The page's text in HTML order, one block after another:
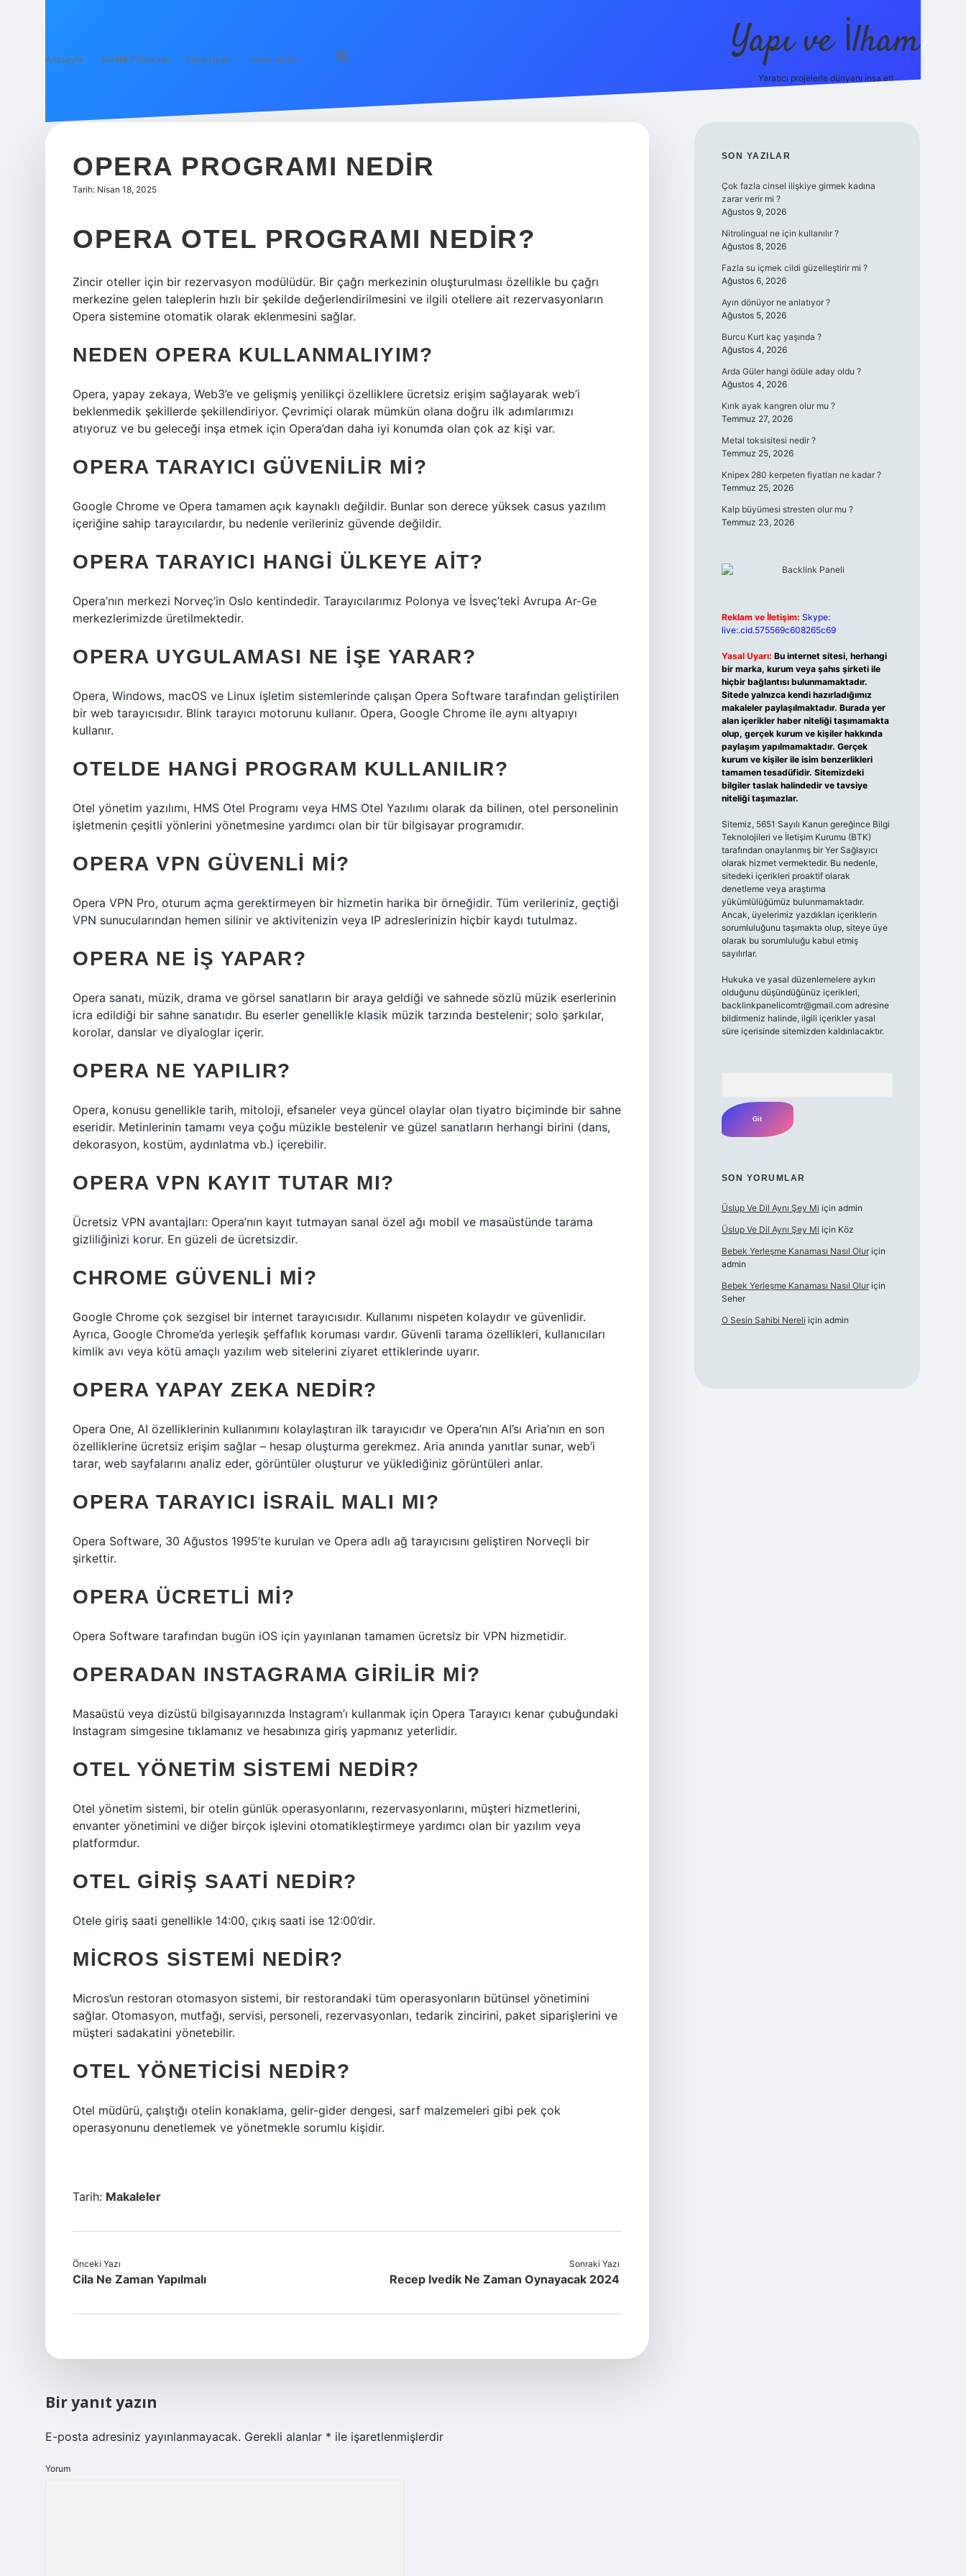
Anasayfa Gizlilik Politikası Yasal Uyarı Hakkımızda Yapı ve İlham
Yaratıcı projelerle dünyanı inşa et!
OPERA PROGRAMI NEDIR
Tarih: Nisan 18, 2025
OPERA OTEL PROGRAMI NEDIR?
Zincir oteller için bir rezervasyon modülüdür. Bir çağrı merkezinin oluşturulması özellikle bu çağrı
merkezine gelen taleplerin hızlı bir şekilde değerlendirilmesini ve ilgili otellere ait rezervasyonların
Opera sistemine otomatik olarak eklenmesini sağlar.
NEDEN OPERA KULLANMALIYIM?
Opera, yapay zekaya, Web3’e ve gelişmiş yenilikçi özelliklere ücretsiz erişim sağlayarak web’i
beklenmedik şekillerde şekillendiriyor. Çevrimiçi olarak mümkün olana doğru ilk adımlarımızı
atıyoruz ve bu geleceği inşa etmek için Opera’dan daha iyi konumda olan çok az kişi var.
OPERA TARAYICI GÜVENILIR MI?
Google Chrome ve Opera tamamen açık kaynaklı değildir. Bunlar son derece yüksek casus yazılım
içeriğine sahip tarayıcılardır, bu nedenle verileriniz güvende değildir.
OPERA TARAYICI HANGI ÜLKEYE AIT?
Opera’nın merkezi Norveç’in Oslo kentindedir. Tarayıcılarımız Polonya ve İsveç’teki Avrupa Ar-Ge
merkezlerimizde üretilmektedir.
OPERA UYGULAMASI NE IŞE YARAR?
Opera, Windows, macOS ve Linux işletim sistemlerinde çalışan Opera Software tarafından geliştirilen
bir web tarayıcısıdır. Blink tarayıcı motorunu kullanır. Opera, Google Chrome ile aynı altyapıyı
kullanır.
OTELDE HANGI PROGRAM KULLANILIR?
Otel yönetim yazılımı, HMS Otel Programı veya HMS Otel Yazılımı olarak da bilinen, otel personelinin
işletmenin çeşitli yönlerini yönetmesine yardımcı olan bir tür bilgisayar programıdır.
OPERA VPN GÜVENLI MI?
Opera VPN Pro, oturum açma gerektirmeyen bir hizmetin harika bir örneğidir. Tüm verileriniz, geçtiği
VPN sunucularından hemen silinir ve aktivitenizin veya IP adreslerinizin hiçbir kaydı tutulmaz.
OPERA NE IŞ YAPAR?
Opera sanatı, müzik, drama ve görsel sanatların bir araya geldiği ve sahnede sözlü müzik eserlerinin
icra edildiği bir sahne sanatıdır. Bu eserler genellikle klasik müzik tarzında bestelenir; solo şarkılar,
korolar, danslar ve diyaloglar içerir.
OPERA NE YAPILIR?
Opera, konusu genellikle tarih, mitoloji, efsaneler veya güncel olaylar olan tiyatro biçiminde bir sahne
eseridir. Metinlerinin tamamı veya çoğu müzikle bestelenir ve güzel sanatların herhangi birini (dans,
dekorasyon, kostüm, aydınlatma vb.) içerebilir.
OPERA VPN KAYIT TUTAR MI?
Ücretsiz VPN avantajları: Opera’nın kayıt tutmayan sanal özel ağı mobil ve masaüstünde tarama
gizliliğinizi korur. En güzeli de ücretsizdir.
CHROME GÜVENLI MI?
Google Chrome çok sezgisel bir internet tarayıcısıdır. Kullanımı nispeten kolaydır ve güvenlidir.
Ayrıca, Google Chrome’da yerleşik şeffaflık koruması vardır. Güvenli tarama özellikleri, kullanıcıları
kimlik avı veya kötü amaçlı yazılım web sitelerini ziyaret ettiklerinde uyarır.
OPERA YAPAY ZEKA NEDIR?
Opera One, AI özelliklerinin kullanımını kolaylaştıran ilk tarayıcıdır ve Opera’nın AI’sı Aria’nın en son
özelliklerine ücretsiz erişim sağlar – hesap oluşturma gerekmez. Aria anında yanıtlar sunar, web’i
tarar, web sayfalarını analiz eder, görüntüler oluşturur ve yüklediğiniz görüntüleri anlar.
OPERA TARAYICI İSRAIL MALI MI?
Opera Software, 30 Ağustos 1995’te kurulan ve Opera adlı ağ tarayıcısını geliştiren Norveçli bir
şirkettir.
OPERA ÜCRETLI MI?
Opera Software tarafından bugün iOS için yayınlanan tamamen ücretsiz bir VPN hizmetidir.
OPERADAN INSTAGRAMA GIRILIR MI?
Masaüstü veya dizüstü bilgisayarınızda Instagram’ı kullanmak için Opera Tarayıcı kenar çubuğundaki
Instagram simgesine tıklamanız ve hesabınıza giriş yapmanız yeterlidir.
OTEL YÖNETIM SISTEMI NEDIR?
Otel yönetim sistemi, bir otelin günlük operasyonlarını, rezervasyonlarını, müşteri hizmetlerini,
envanter yönetimini ve diğer birçok işlevini otomatikleştirmeye yardımcı olan bir yazılım veya
platformdur.
OTEL GIRIŞ SAATI NEDIR?
Otele giriş saati genellikle 14:00, çıkış saati ise 12:00’dir.
MICROS SISTEMI NEDIR?
Micros’un restoran otomasyon sistemi, bir restorandaki tüm operasyonların bütünsel yönetimini
sağlar. Otomasyon, mutfağı, servisi, personeli, rezervasyonları, tedarik zincirini, paket siparişlerini ve
müşteri sadakatini yönetebilir.
OTEL YÖNETICISI NEDIR?
Otel müdürü, çalıştığı otelin konaklama, gelir-gider dengesi, sarf malzemeleri gibi pek çok
operasyonunu denetlemek ve yönetmekle sorumlu kişidir.
Tarih: Makaleler
Önceki Yazı
Cila Ne Zaman Yapılmalı
Sonraki Yazı
Recep Ivedik Ne Zaman Oynayacak 2024
Bir yanıt yazın
E-posta adresiniz yayınlanmayacak. Gerekli alanlar * ile işaretlenmişlerdir
Yorum
SIDEBAR
SON YAZILAR
Çok fazla cinsel ilişkiye girmek kadına
zarar verir mi ?
Ağustos 9, 2026
Nitrolingual ne için kullanılır ?
Ağustos 8, 2026
Fazla su içmek cildi güzelleştirir mi ?
Ağustos 6, 2026
Ayın dönüyor ne anlatıyor ?
Ağustos 5, 2026
Burcu Kurt kaç yaşında ?
Ağustos 4, 2026
Arda Güler hangi ödüle aday oldu ?
Ağustos 4, 2026
Kırık ayak kangren olur mu ?
Temmuz 27, 2026
Metal toksisitesi nedir ?
Temmuz 25, 2026
Knipex 280 kerpeten fiyatları ne kadar ?
Temmuz 25, 2026
Kalp büyümesi stresten olur mu ?
Temmuz 23, 2026
Reklam ve İletişim: Skype:
live:.cid.575569c608265c69
Yasal Uyarı: Bu internet sitesi, herhangi
bir marka, kurum veya şahıs şirketi ile
hiçbir bağlantısı bulunmamaktadır.
Sitede yalnızca kendi hazırladığımız
makaleler paylaşılmaktadır. Burada yer
alan içerikler haber niteliği taşımamakta
olup, gerçek kurum ve kişiler hakkında
paylaşım yapılmamaktadır. Gerçek
kurum ve kişiler ile isim benzerlikleri
tamamen tesadüfidir. Sitemizdeki
bilgiler taslak halindedir ve tavsiye
niteliği taşımazlar.
Sitemiz, 5651 Sayılı Kanun gereğince Bilgi
Teknolojileri ve İletişim Kurumu (BTK)
tarafından onaylanmış bir Yer Sağlayıcı
olarak hizmet vermektedir. Bu nedenle,
sitedeki içerikleri proaktif olarak
denetleme veya araştırma
yükümlülüğümüz bulunmamaktadır.
Ancak, üyelerimiz yazdıkları içeriklerin
sorumluluğunu taşımakta olup, siteye üye
olarak bu sorumluluğu kabul etmiş
sayılırlar.
Hukuka ve yasal düzenlemelere aykırı
olduğunu düşündüğünüz içerikleri,
backlinkpanelicomtr@gmail.comadresine
bildirmeniz halinde, ilgili içerikler yasal
süre içerisinde sitemizden kaldırılacaktır.
SON YORUMLAR
Üslup Ve Dil Aynı Şey Mi için admin
Üslup Ve Dil Aynı Şey Mi için Köz
Bebek Yerleşme Kanaması Nasıl Oluriçin
admin
Bebek Yerleşme Kanaması Nasıl Oluriçin
Seher
O Sesin Sahibi Nereli için admin